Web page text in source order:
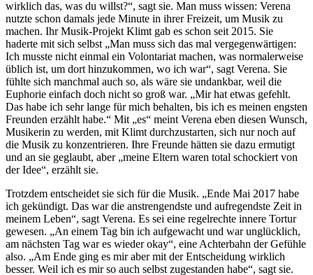
wirklich das, was du willst?“, sagt sie. Man muss wissen: Verena
nutzte schon damals jede Minute in ihrer Freizeit, um Musik zu
machen. Ihr Musik-Projekt Klimt gab es schon seit 2015. Sie
haderte mit sich selbst „Man muss sich das mal vergegenwärtigen:
Ich musste nicht einmal ein Volontariat machen, was normalerweise
üblich ist, um dort hinzukommen, wo ich war“, sagt Verena. Sie
fühlte sich manchmal auch so, als wäre sie undankbar, weil die
Euphorie einfach doch nicht so groß war. „Mir hat etwas gefehlt.
Das habe ich sehr lange für mich behalten, bis ich es meinen engsten
Freunden erzählt habe.“ Mit „es“ meint Verena eben diesen Wunsch,
Musikerin zu werden, mit Klimt durchzustarten, sich nur noch auf
die Musik zu konzentrieren. Ihre Freunde hätten sie dazu ermutigt
und an sie geglaubt, aber „meine Eltern waren total schockiert von
der Idee“, erzählt sie.
Trotzdem entscheidet sie sich für die Musik. „Ende Mai 2017 habe
ich gekündigt. Das war die anstrengendste und aufregendste Zeit in
meinem Leben“, sagt Verena. Es sei eine regelrechte innere Tortur
gewesen. „An einem Tag bin ich aufgewacht und war unglücklich,
am nächsten Tag war es wieder okay“, eine Achterbahn der Gefühle
also. „Am Ende ging es mir aber mit der Entscheidung wirklich
besser. Weil ich es mir so auch selbst zugestanden habe“, sagt sie.